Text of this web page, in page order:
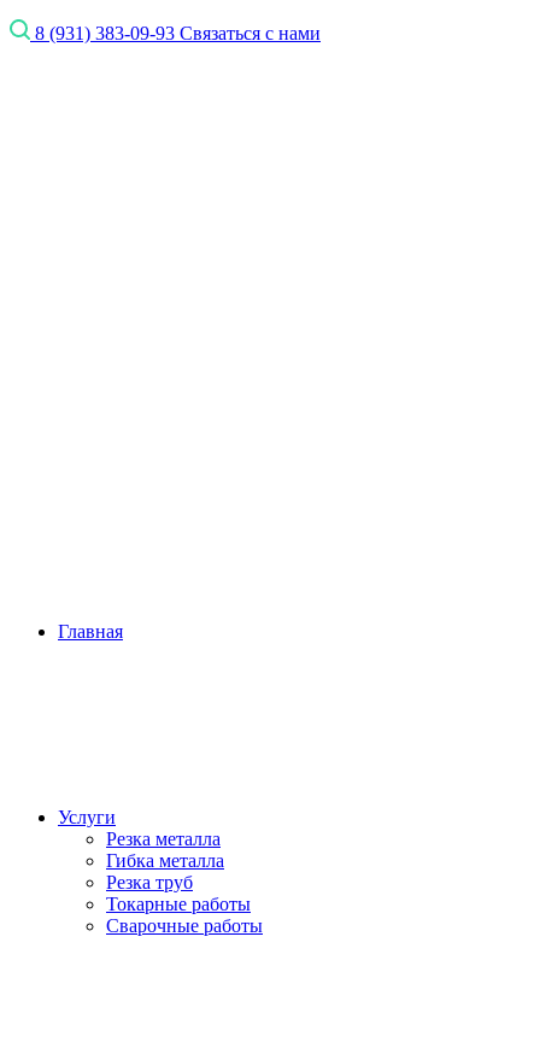
8 (931) 383-09-93 Связаться с нами
Главная
Услуги
Резка металла
Гибка металла
Резка труб
Токарные работы
Сварочные работы